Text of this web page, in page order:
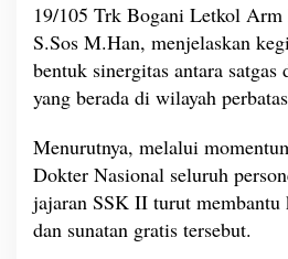
a
n
t
u
P
n
g
o
b
a
19/105 Trk Bogani Letkol
S.Sos M.Han, menjelaskan
bentuk sinergitas antara satgas
yang berada di wilayah
Menurutnya, melalui
Dokter Nasional seluruh
jajaran SSK II turut membantu
dan sunatan gratis tersebut.